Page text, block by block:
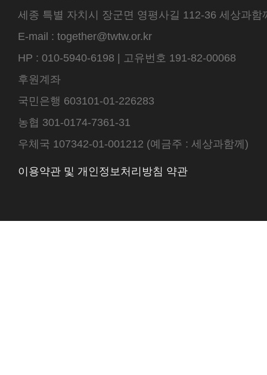
세종 특별 자치시 장군면 영평사길 112-36 세상과
E-mail : together@twtw.or.kr
HP : 010-5940-6198 | 고유번호 191-82-00068
후원계좌
국민은행 603101-01-226283
농협 301-0174-7361-31
우체국 107342-01-001212 (예금주 : 세상과함께)
이용약관 및 개인정보처리방침 약관